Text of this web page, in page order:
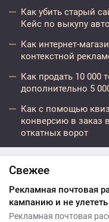
Как убить старый
Кейс по выкупу
Как интернет-
контекстной
Как продать 10 000
дополнительно 5
Как с помощью
конверсию в заказ
откатных ворот
Свежее
Рекламная почтовая
кампанию и не
Рекламная почтовая